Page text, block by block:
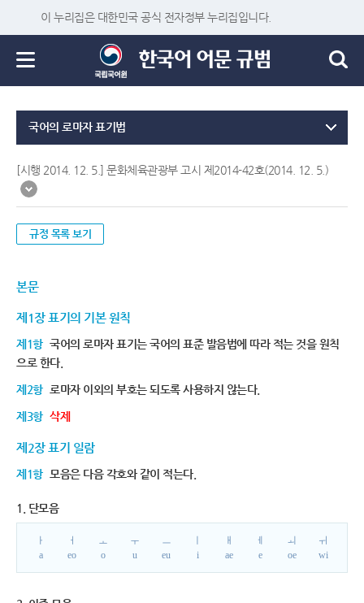
이 누리집은 대한민국 공식 전자정부 누리집입니다.
국어의 로마자 표기법
[시행 2014. 12. 5.] 문화체육관광부 고시 제2014-42호(2014. 12. 5.)
규정 목록 보기
본문
제1장 표기의 기본 원칙
제1항 국어의 로마자 표기는 국어의 표준 발음법에 따라 적는 것을 원칙
으로 한다.
제2항 로마자 이외의 부호는 되도록 사용하지 않는다.
제3항 삭제
제2장 표기 일람
제1항 모음은 다음 각호와 같이 적는다.
1. 단모음
ㅏ
a
ㅓ
eo
ㅗ
o
ㅜ
u
ㅡ
eu
i
ㅐ
ae
ㅔ
e
ㅚ
oe
ㅟ
wi